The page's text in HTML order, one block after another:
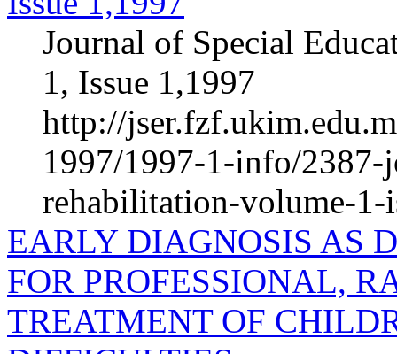
Journal of Special
1, Issue 1,1997
http://
1997/1997-1-info/2387-
rehabilitation-volume-1-
EARLY DIAGNOSIS AS
FOR PROFESSIONAL,
TREATMENT OF